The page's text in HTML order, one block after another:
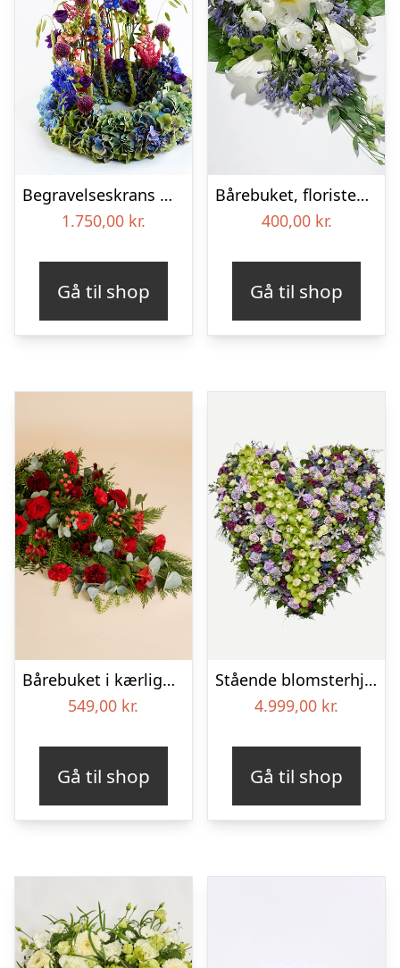
Begravelseskrans med hortensia og farverige detaljer – Blomster til begravelse
1.750,00 kr.
Gå til shop
Bårebuket, floristens valg – Blomster til begravelse
400,00 kr.
Gå til shop
Bårebuket i kærlighedens farver
549,00 kr.
Gå til shop
Stående blomsterhjerte – Et eksklusivt farvel
4.999,00 kr.
Gå til shop